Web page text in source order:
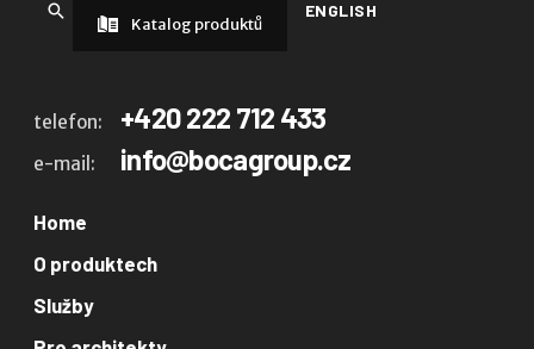
ENGLISH
Katalog produktů
telefon: +420 222 712 433
e-mail: info@bocagroup.cz
Home
O produktech
Služby